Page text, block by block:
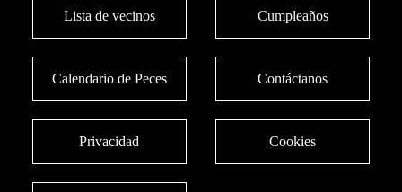
Lista de vecinos Cumpleaños
Calendario de Peces Contáctanos
Privacidad Cookies